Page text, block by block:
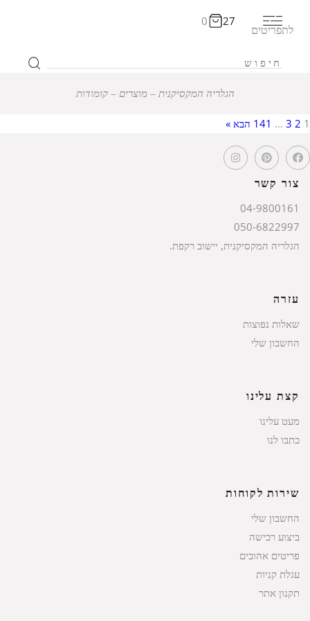
27
0
לתפריטים
הגלריה המקסיקנית ‒מוצרים ‒קומודות
1
2
3
…
141 הבא »
צור קשר
04-9800161
050-6822997
הגלריה המקסיקנית, יישוב רקפת.
עזרה
שאלות נפוצות
החשבון שלי
קצת עלינו
מעט עלינו
כתבו לנו
שירות לקוחות
החשבון שלי
ביצוע רכישה
פריטים אהובים
עגלת קניות
תקנון אתר